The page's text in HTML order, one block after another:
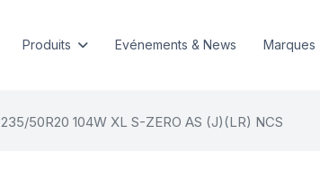
Produits Evénements & News Marques
235/50R20 104W XL S-ZERO AS (J)(LR) NCS